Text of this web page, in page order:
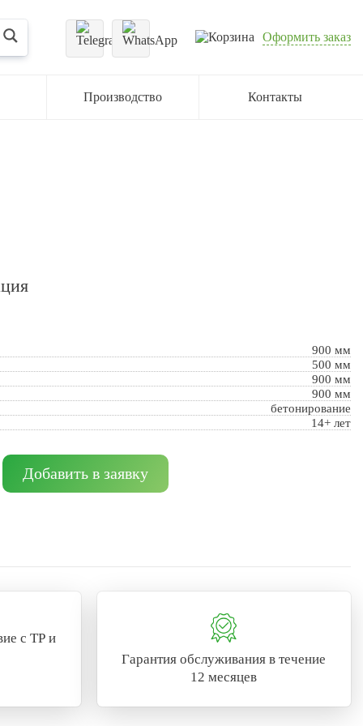
Оформить заказ
Производство Контакты
900 мм
500 мм
900 мм
900 мм
бетонирование
14+ лет
Добавить в заявку
с ТР и
Гарантия обслуживания в течение
12 месяцев